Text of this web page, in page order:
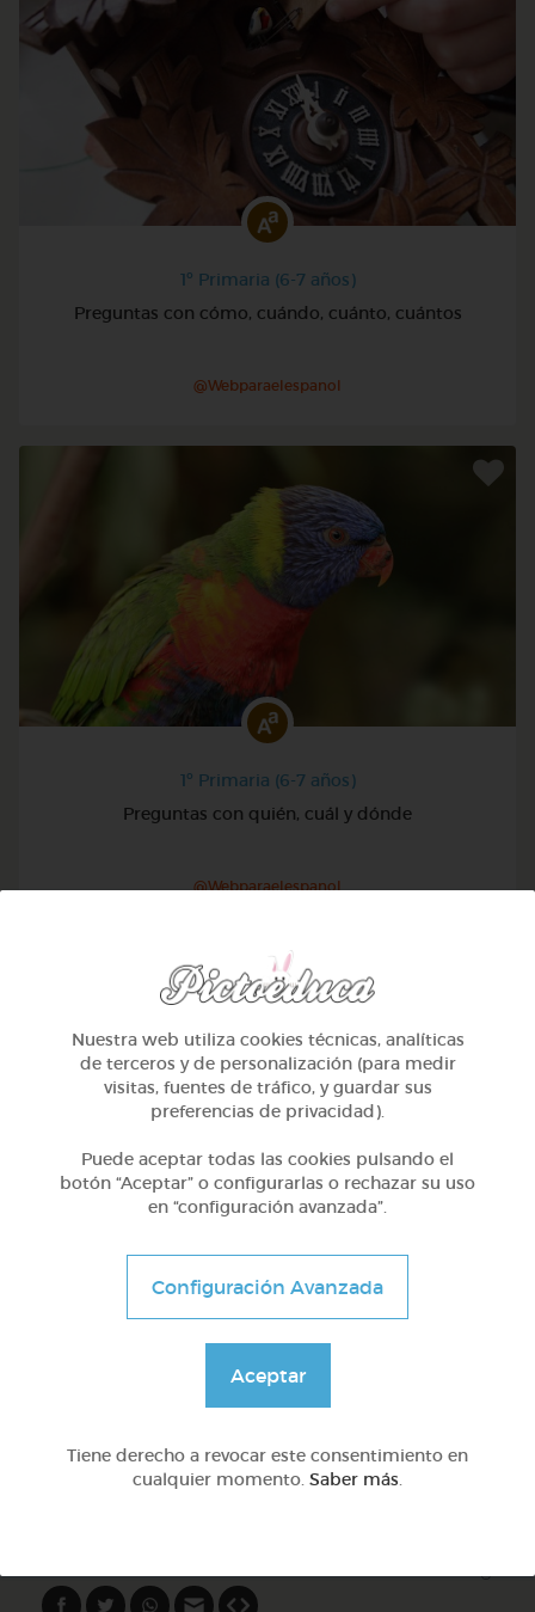
1º Primaria (6-7 años)
Preguntas con cómo, cuándo, cuánto, cuántos
@Webparaelespanol
1º Primaria (6-7 años)
Preguntas con quién, cuál y dónde
@Webparaelespanol
1º Primaria (6-7 años)
Preguntas con qué
@Webparaelespanol
Nuestra web utiliza cookies técnicas, analíticas
de terceros y de personalización (para medir
visitas, fuentes de tráfico, y guardar sus
preferencias de privacidad).
Puede aceptar todas las cookies pulsando el
botón “Aceptar” o configurarlas o rechazar su uso
en “configuración avanzada”.
Configuración Avanzada
Aceptar
Tiene derecho a revocar este consentimiento en
cualquier momento. Saber más.